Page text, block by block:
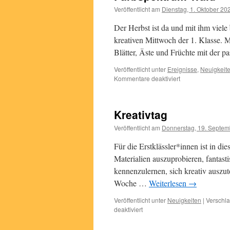
Veröffentlicht am Dienstag, 1. Oktober
Der Herbst ist da und mit ihm
kreativen Mittwoch der 1. Klasse.
Blätter, Äste und Früchte mit der
Veröffentlicht unter Ereignisse,
Kommentare deaktiviertfür
Kreativtag
Veröffentlicht am Donnerstag, 19.
Für die Erstklässler*innen ist in
Materialien auszuprobieren,
kennenzulernen, sich kreativ
Woche … Weiterlesen →
Veröffentlicht unter Neuigkeiten |
deaktiviertfür